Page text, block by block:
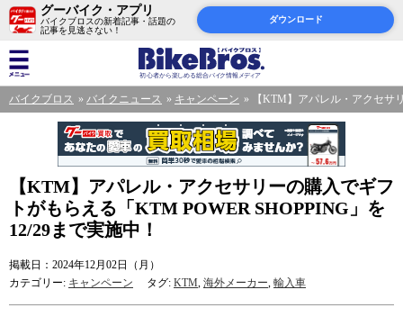
グーバイク・アプリ
バイクブロスの新着記事・話題の
記事を見逃さない！
ダウンロード
バイクブロス バイクニュース キャンペーン 【KTM】アパレル・アクセサ
【KTM】アパレル・アクセサリーの購入でギフ
トがもらえる「KTM POWER SHOPPING」を
12/29まで実施中！
掲載日：2024年12月02日（月）
カテゴリー: キャンペーン タグ: KTM, 海外メーカー, 輸入車